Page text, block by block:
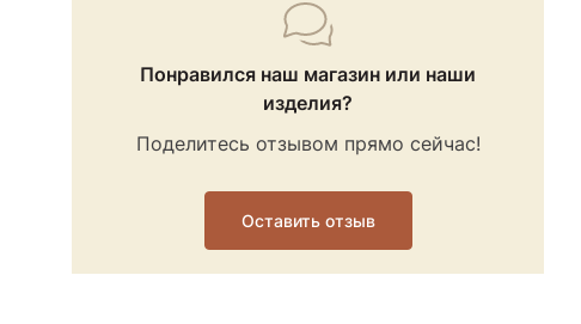
Понравился наш магазин или наши
изделия?
Поделитесь отзывом прямо сейчас!
Оставить отзыв